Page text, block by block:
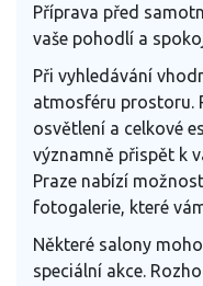
Příprava před
vaše pohodlí a
Při vyhledávání
atmosféru prostoru.
osvětlení a celkové
významně přispět k
Praze nabízí
fotogalerie, které
Některé salony
speciální akce.